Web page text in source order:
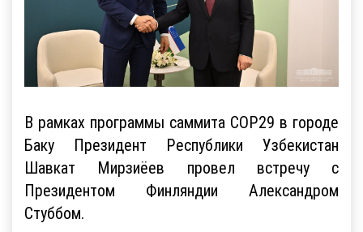
В рамках программы саммита COP29 в городе
Баку Президент Республики Узбекистан
Шавкат Мирзиёев провел встречу с
Президентом Финляндии Александром
Стуббом.